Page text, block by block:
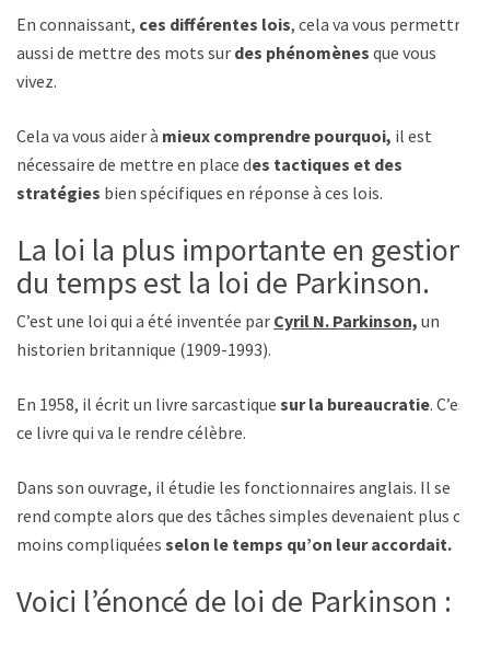
En connaissant, ces différentes lois, cela va vous permettre
aussi de mettre des mots sur des phénomènes que vous
vivez.
Cela va vous aider à mieux comprendre pourquoi, il est
nécessaire de mettre en place des tactiques et des
stratégies bien spécifiques en réponse à ces lois.
La loi la plus importante en gestion
du temps est la loi de Parkinson.
C’est une loi qui a été inventée par Cyril N. Parkinson, un
historien britannique (1909-1993).
En 1958, il écrit un livre sarcastique sur la bureaucratie. C’est
ce livre qui va le rendre célèbre.
Dans son ouvrage, il étudie les fonctionnaires anglais. Il se
rend compte alors que des tâches simples devenaient plus ou
moins compliquées selon le temps qu’on leur accordait.
Voici l’énoncé de loi de Parkinson :